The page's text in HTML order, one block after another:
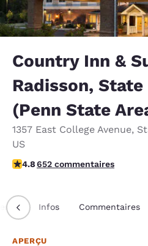
Country Inn &
Radisson,
(Penn State
1357 East College Avenue,
US
4.76 étoiles. Exceptionnel.
4.8652 commentaires
Infos Commentaires
APERÇU